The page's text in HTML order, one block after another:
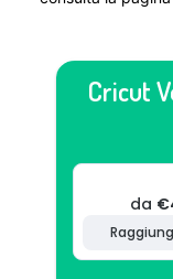
Cricut